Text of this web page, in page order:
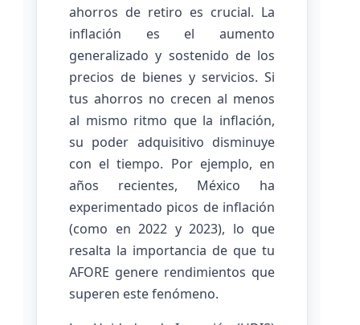
ahorros de retiro es crucial. La
inflación es el aumento
generalizado y sostenido de los
precios de bienes y servicios. Si
tus ahorros no crecen al menos
al mismo ritmo que la inflación,
su poder adquisitivo disminuye
con el tiempo. Por ejemplo, en
años recientes, México ha
experimentado picos de inflación
(como en 2022 y 2023), lo que
resalta la importancia de que tu
AFORE genere rendimientos que
superen este fenómeno.